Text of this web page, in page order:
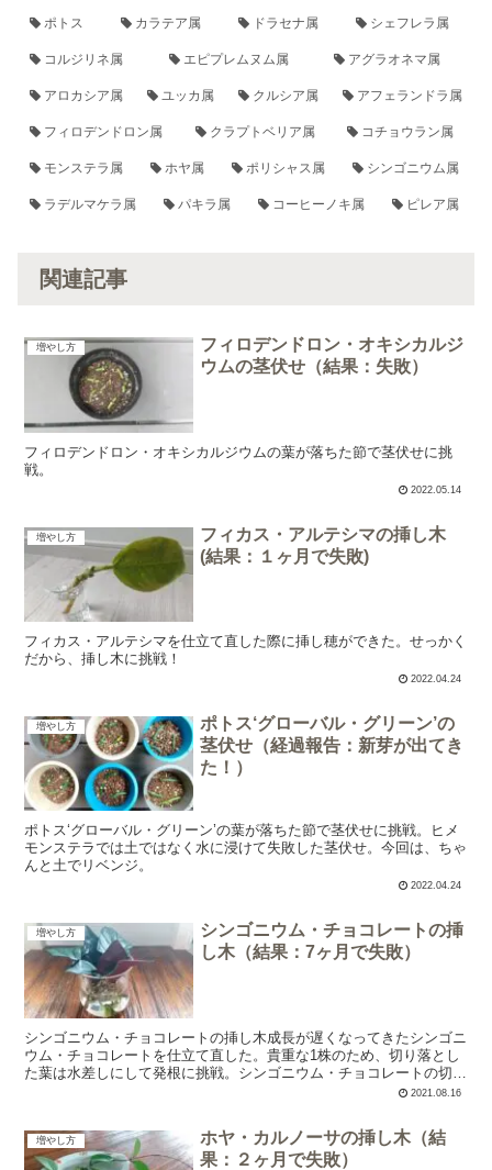
ポトス カラテア属 ドラセナ属 シェフレラ属
コルジリネ属 エピプレムヌム属 アグラオネマ属
アロカシア属 ユッカ属 クルシア属 アフェランドラ属
フィロデンドロン属 クラプトベリア属 コチョウラン属
モンステラ属 ホヤ属 ポリシャス属 シンゴニウム属
ラデルマケラ属 パキラ属 コーヒーノキ属 ピレア属
関連記事
増やし方
フィロデンドロン・オキシカルジ
ウムの茎伏せ（結果：失敗）
フィロデンドロン・オキシカルジウムの葉が落ちた節で茎伏せに挑
戦。
2022.05.14
増やし方
フィカス・アルテシマの挿し木
(結果：１ヶ月で失敗)
フィカス・アルテシマを仕立て直した際に挿し穂ができた。せっかく
だから、挿し木に挑戦！
2022.04.24
増やし方
ポトス‘グローバル・グリーン’の
茎伏せ（経過報告：新芽が出てき
た！）
ポトス‘グローバル・グリーン’の葉が落ちた節で茎伏せに挑戦。ヒメ
モンステラでは土ではなく水に浸けて失敗した茎伏せ。今回は、ちゃ
んと土でリベンジ。
2022.04.24
増やし方
シンゴニウム・チョコレートの挿
し木（結果：7ヶ月で失敗）
シンゴニウム・チョコレートの挿し木成長が遅くなってきたシンゴニ
ウム・チョコレートを仕立て直した。貴重な1株のため、切り落とし
た葉は水差しにして発根に挑戦。シンゴニウム・チョコレートの切る
2021.08.16
増やし方
ホヤ・カルノーサの挿し木（結
果：２ヶ月で失敗）